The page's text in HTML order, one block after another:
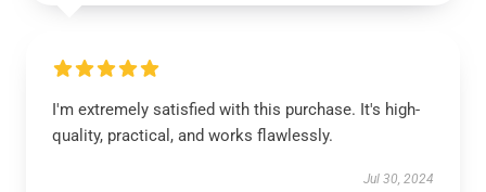
I'm extremely satisfied with this purchase. It's high-
quality, practical, and works flawlessly.
Jul 30, 2024